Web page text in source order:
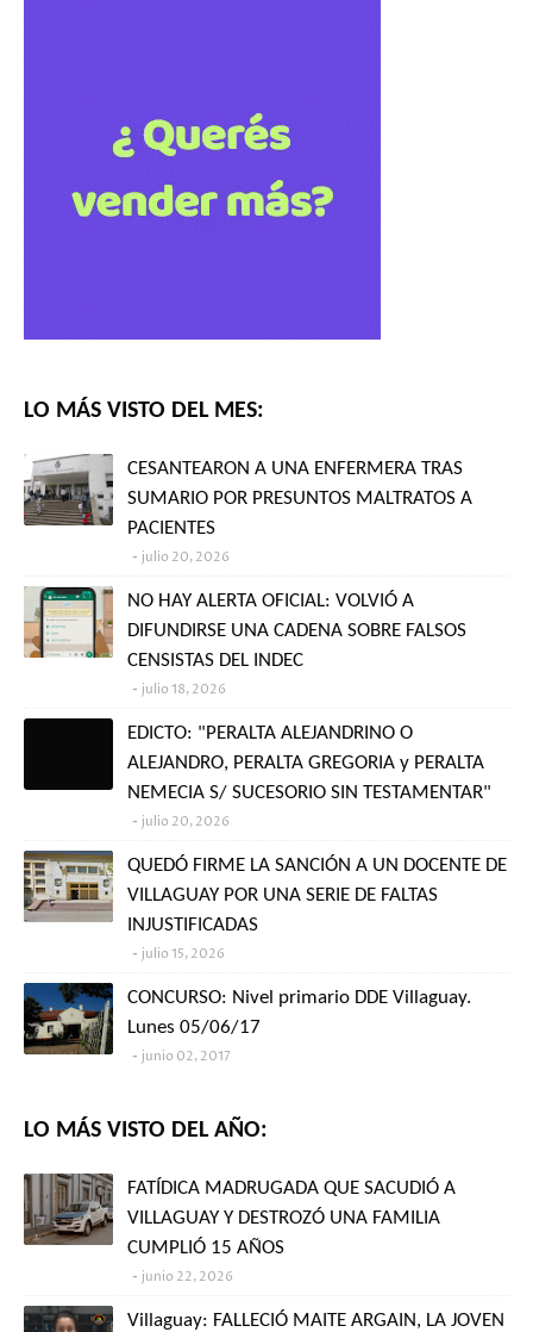
LO MÁS VISTO DEL MES:
CESANTEARON A UNA ENFERMERA TRAS
SUMARIO POR PRESUNTOS MALTRATOS A
PACIENTES
julio 20, 2026
NO HAY ALERTA OFICIAL: VOLVIÓ A
DIFUNDIRSE UNA CADENA SOBRE FALSOS
CENSISTAS DEL INDEC
julio 18, 2026
EDICTO: "PERALTA ALEJANDRINO O
ALEJANDRO, PERALTA GREGORIA y PERALTA
NEMECIA S/ SUCESORIO SIN TESTAMENTAR"
julio 20, 2026
QUEDÓ FIRME LA SANCIÓN A UN DOCENTE DE
VILLAGUAY POR UNA SERIE DE FALTAS
INJUSTIFICADAS
julio 15, 2026
CONCURSO: Nivel primario DDE Villaguay.
Lunes 05/06/17
junio 02, 2017
LO MÁS VISTO DEL AÑO:
FATÍDICA MADRUGADA QUE SACUDIÓ A
VILLAGUAY Y DESTROZÓ UNA FAMILIA
CUMPLIÓ 15 AÑOS
junio 22, 2026
Villaguay: FALLECIÓ MAITE ARGAIN, LA JOVEN